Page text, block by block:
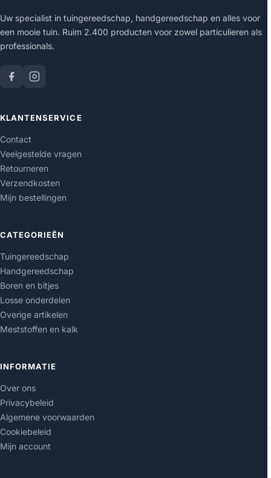
Uw specialist in tuingereedschap, handgereedschap en alles voor
een mooie tuin. Ruim 2.400 producten voor zowel particulieren als
professionals.
KLANTENSERVICE
Contact
Veelgestelde vragen
Retourneren
Verzendkosten
Mijn bestellingen
CATEGORIEËN
Tuingereedschap
Handgereedschap
Boren en bitjes
Losse onderdelen
Overige artikelen
Meststoffen en kalk
INFORMATIE
Over ons
Privacybeleid
Algemene voorwaarden
Cookiebeleid
Mijn account